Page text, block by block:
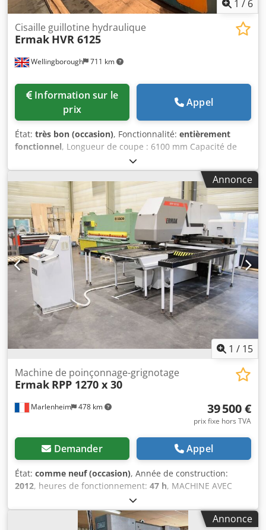
1 / 6
Wellingborough 711 km
Cisaille guillotine hydraulique
Ermak HVR 6125
prix
Appel
État: très bon (occasion), Fonctionnalité: entièrement
fonctionnel, Longueur de coupe : 6100 mm Capacité de
coupe : 25 mm Dsdpoygd Auefx Ac Esck Angle de coupe :
0,5-2,5° Courses par minute : 3-5 Nombre de serre-flans :
36 Lumière de lame : 0,005-3,00 mm Profondeur de col de
cygne : 500 mm
Annonce
1 / 15
Marlenheim 478 km
Machine de poinçonnage-grignotage
Ermak RPP 1270 x 30
39 500 €
prix fixe hors TVA
Demander Appel
État: comme neuf (occasion), Année de construction:
2012, heures de fonctionnement: 47 h, MACHINE AVEC
SEULEMENT 47 heures de travail. Vérifié par ERMAKSAN
FRANCE. DONNÉES COMPLÈTES DANS LES DOCUMENTS
COMMANDE FANUC Dodorcb Hqjpfx Ac Esck
Annonce